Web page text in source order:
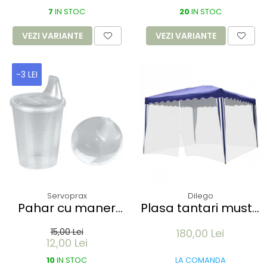
7 IN STOC
VEZI VARIANTE
marime XL albastru
100 buc
20IN STOC
VEZI VARIANTE
-3 LEI
Servoprax
Pahar cu maner
antiscurgere cu
gura de 12mm - din
plastic transparent
15,00 Lei
12,00 Lei
10IN STOC
Dilego
Plasa tantari muste
- 12 m lungime -
180,00 Lei
LA COMANDA